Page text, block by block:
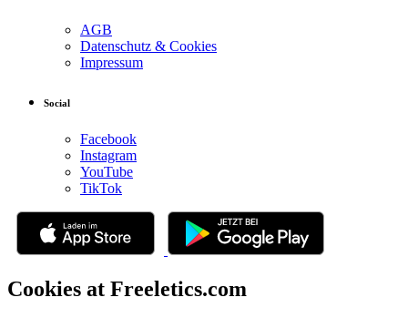
AGB
Datenschutz & Cookies
Impressum
Social
Facebook
Instagram
YouTube
TikTok
Cookies at Freeletics.com